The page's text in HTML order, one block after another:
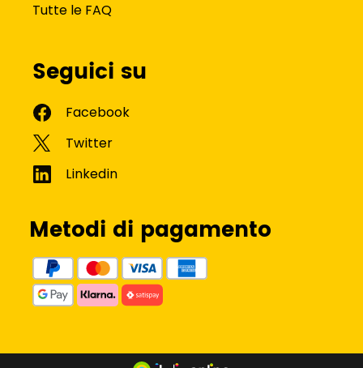
Tutte le FAQ
Seguici su
Metodi di pagamento